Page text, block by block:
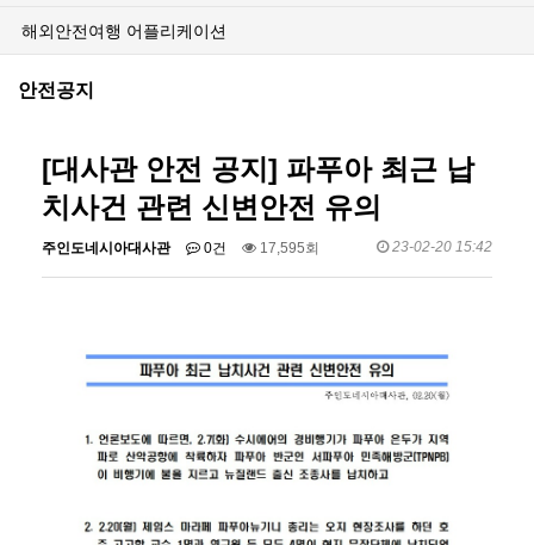
해외안전여행 어플리케이션
안전공지
[대사관 안전 공지] 파푸아 최근 납
치사건 관련 신변안전 유의
주인도네시아대사관 0건 17,595회 23-02-20 15:42